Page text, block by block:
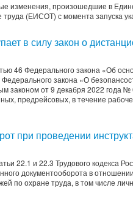
изменения, произошедшие в
(ЕИСОТ) с момента запуска
в силу закон о
46 Федерального закона «Об
закона «О
законом от 9 декабря 2022 года №
предрейсовых, в течение
при проведении
22.1 и 22.3 Трудового кодекса
документооборота в
по охране труда, в том числе